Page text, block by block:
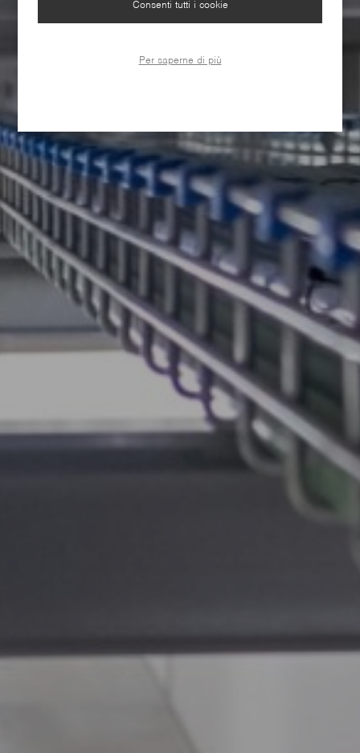
Consenti tutti i cookie
Per saperne di più